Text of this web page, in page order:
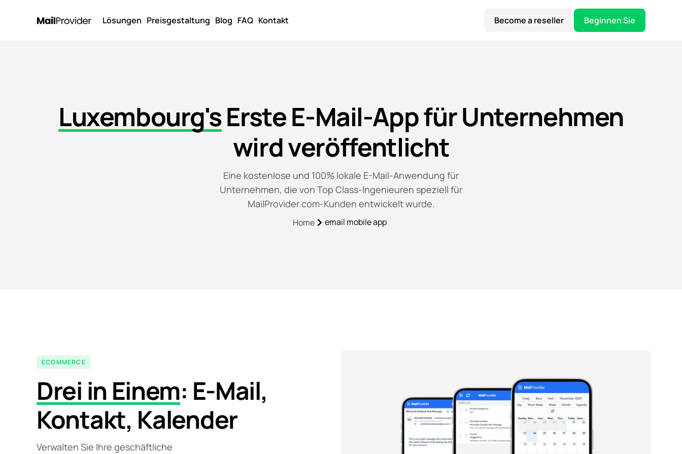
Lösungen Preisgestaltung Blog FAQ Kontakt Become a reseller Beginnen Sie
Luxembourg'sErste E-Mail-App für Unternehmen
wird veröffentlicht
Eine kostenlose und 100% lokale E-Mail-Anwendung für
Unternehmen, die von Top Class-Ingenieuren speziell für
MailProvider.com-Kunden entwickelt wurde.
Home email mobile app
ECOMMERCE
Drei in Einem: E-Mail,
Kontakt, Kalender
Verwalten Sie Ihre geschäftliche